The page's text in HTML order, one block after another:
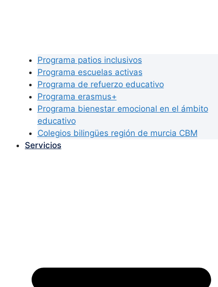
Programa patios inclusivos
Programa escuelas activas
Programa de refuerzo educativo
Programa erasmus+
Programa bienestar emocional en el ámbito
educativo
Colegios bilingües región de murcia CBM
Servicios